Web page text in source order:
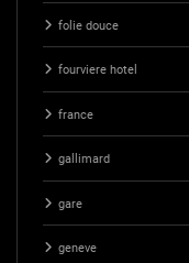
folie douce
fourviere hotel
france
gallimard
gare
geneve